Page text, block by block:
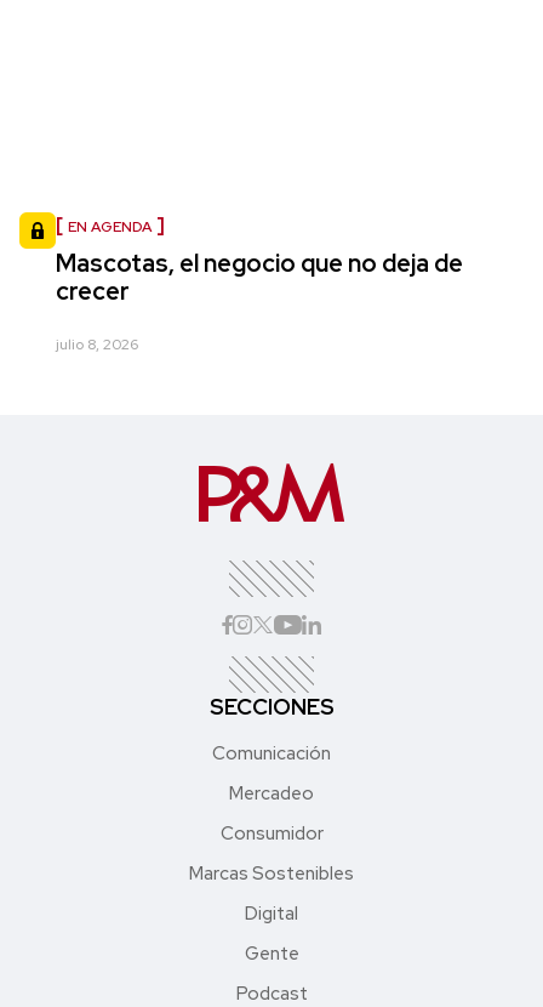
EN AGENDA
Mascotas, el negocio que no deja de
crecer
julio 8, 2026
SECCIONES
Comunicación
Mercadeo
Consumidor
Marcas Sostenibles
Digital
Gente
Podcast